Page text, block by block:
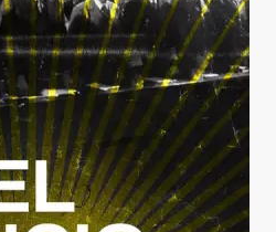
El Juicio